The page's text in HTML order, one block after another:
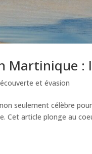
Martinique :
et évasion
seulement célèbre
Cet article plonge au